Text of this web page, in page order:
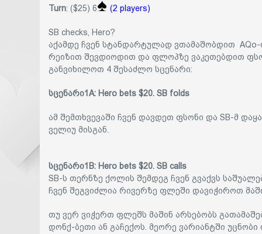
Turn: ($25) 6 (2 players)
SB checks, Hero?
აქამდე ჩვენ სტანდარტულად ვთამაშობდით
რეიზით შევდიოდით და ფლოპზე ვაკეთებდით
განვიხილოთ 4 შესაძლო სცენარი:
სცენარი1A: Hero bets $20. SB folds
ამ შემთხვევაში ჩვენ დავდეთ ფსონი და SB-მ
ველიუ მისგან.
სცენარი1B: Hero bets $20. SB calls
SB-ს თერნზე ქოლის შემდეგ ჩვენ გვაქვს
ჩვენ შეგვიძლია რივერზე ფლეში დავიჭიროთ
თუ ვერ ვიჭერთ ფლეშს მაშინ არსებობს
დონქ-ბეთი ან გაჩექოს. მეორე ვარიანტში